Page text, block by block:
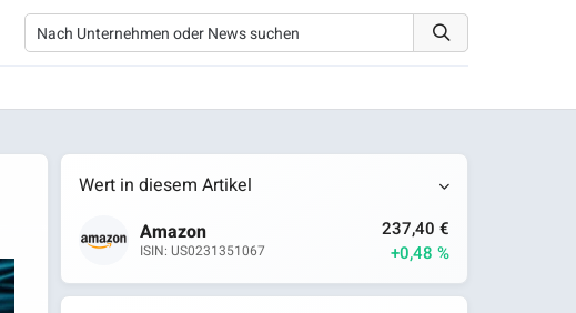
Wert in diesem Artikel
Amazon
ISIN: US0231351067
237,40 €
+0,48 %